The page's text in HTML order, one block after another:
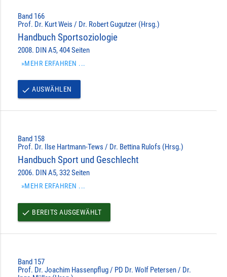
Band 166
Prof. Dr. Kurt Weis / Dr. Robert Gugutzer (Hrsg.)
Handbuch Sportsoziologie
2008. DIN A5, 404 Seiten
»MEHR ERFAHREN ...
done AUSWÄHLEN
Band 158
Prof. Dr. Ilse Hartmann-Tews / Dr. Bettina Rulofs (Hrsg.)
Handbuch Sport und Geschlecht
2006. DIN A5, 332 Seiten
»MEHR ERFAHREN ...
done BEREITS AUSGEWÄHLT
Band 157
Prof. Dr. Joachim Hassenpflug / PD Dr. Wolf Petersen / Dr.